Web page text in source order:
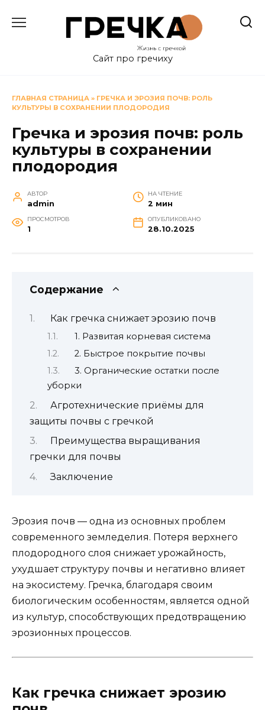
Сайт про гречиху
ГЛАВНАЯ СТРАНИЦА » ГРЕЧКА И ЭРОЗИЯ ПОЧВ: РОЛЬ
КУЛЬТУРЫ В СОХРАНЕНИИ ПЛОДОРОДИЯ
Гречка и эрозия почв: роль
культуры в сохранении
плодородия
АВТОР
admin
НА ЧТЕНИЕ
2 мин
ПРОСМОТРОВ
1
ОПУБЛИКОВАНО
28.10.2025
Содержание
Как гречка снижает эрозию почв
1. Развитая корневая система
2. Быстрое покрытие почвы
3. Органические остатки после
уборки
Агротехнические приёмы для
защиты почвы с гречкой
Преимущества выращивания
гречки для почвы
Заключение
Эрозия почв — одна из основных проблем
современного земледелия. Потеря верхнего
плодородного слоя снижает урожайность,
ухудшает структуру почвы и негативно влияет
на экосистему. Гречка, благодаря своим
биологическим особенностям, является одной
из культур, способствующих предотвращению
эрозионных процессов.
Как гречка снижает эрозию